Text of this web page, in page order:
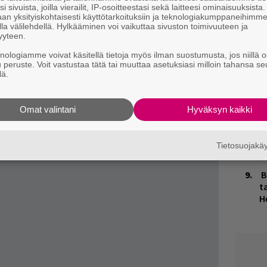
soolomateriaaliin.
yhteydessä ilmoitettiin myöskiertueesta,
Bändin näkemiseksi pitää siis paeta
tämän ongelman korjaa.
täältä
sivuista, joilla vierailit, IP-osoitteestasi sekä laitteesi
yksityiskohtaisesti käyttötarkoituksiin ja teknologiakumppaneihimme
välilehdellä. Hylkääminen voi vaikuttaa sivuston toimivuuteen ja
voivat käsitellä tietoja myös ilman suostumusta, jos niillä
peruste. Voit vastustaa tätä tai muuttaa asetuksiasi milloin tahansa
Hyväksyn kaikki
Omat valintani